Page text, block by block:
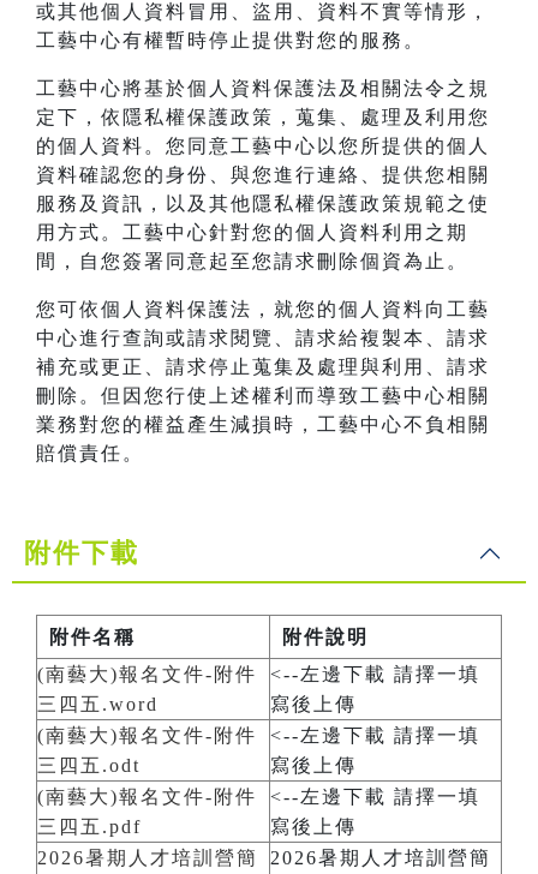
或其他個人資料冒用、盜用、資料不實等情形，
工藝中心有權暫時停止提供對您的服務。
工藝中心將基於個人資料保護法及相關法令之規
定下，依隱私權保護政策，蒐集、處理及利用您
的個人資料。您同意工藝中心以您所提供的個人
資料確認您的身份、與您進行連絡、提供您相關
服務及資訊，以及其他隱私權保護政策規範之使
用方式。工藝中心針對您的個人資料利用之期
間，自您簽署同意起至您請求刪除個資為止。
您可依個人資料保護法，就您的個人資料向工藝
中心進行查詢或請求閱覽、請求給複製本、請求
補充或更正、請求停止蒐集及處理與利用、請求
刪除。但因您行使上述權利而導致工藝中心相關
業務對您的權益產生減損時，工藝中心不負相關
賠償責任。
附件下載
附件名稱
附件說明
(南藝大)報名文件-附件
三四五.word
<--左邊下載 請擇一填
寫後上傳
(南藝大)報名文件-附件
三四五.odt
<--左邊下載 請擇一填
寫後上傳
(南藝大)報名文件-附件
三四五.pdf
<--左邊下載 請擇一填
寫後上傳
2026暑期人才培訓營簡
2026暑期人才培訓營簡